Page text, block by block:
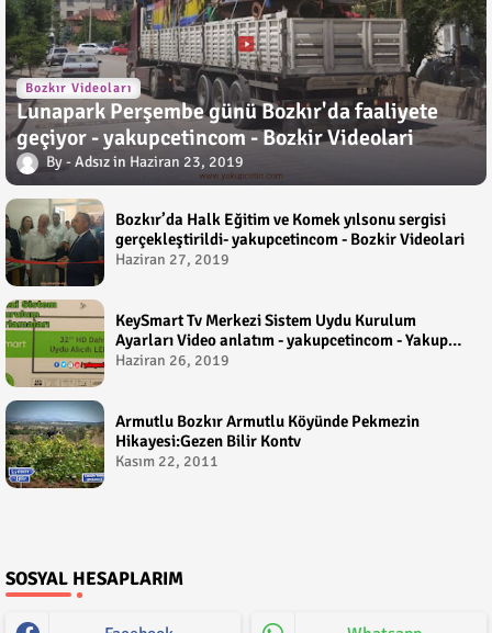
Bozkır Videoları
Lunapark Perşembe günü Bozkır'da faaliyete
geçiyor - yakupcetincom - Bozkir Videolari
Adsız Haziran 23, 2019
Bozkır’da Halk Eğitim ve Komek yılsonu sergisi
gerçekleştirildi- yakupcetincom - Bozkir Videolari
Haziran 27, 2019
KeySmart Tv Merkezi Sistem Uydu Kurulum
Ayarları Video anlatım - yakupcetincom - Yakup
Çetin
Haziran 26, 2019
Armutlu Bozkır Armutlu Köyünde Pekmezin
Hikayesi:Gezen Bilir Kontv
Kasım 22, 2011
SOSYAL HESAPLARIM